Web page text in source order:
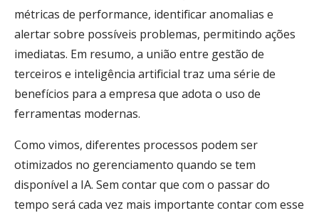
métricas de performance, identificar anomalias e
alertar sobre possíveis problemas, permitindo ações
imediatas. Em resumo, a união entre gestão de
terceiros e inteligência artificial traz uma série de
benefícios para a empresa que adota o uso de
ferramentas modernas.
Como vimos, diferentes processos podem ser
otimizados no gerenciamento quando se tem
disponível a IA. Sem contar que com o passar do
tempo será cada vez mais importante contar com esse